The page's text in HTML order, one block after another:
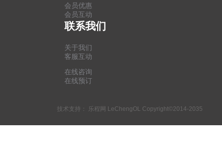
会员优惠
会员互动
联系我们
关于我们
客服互动
在线咨询
在线预订
技术支持： 乐程网 LeChengOL Copyright©2014-2035